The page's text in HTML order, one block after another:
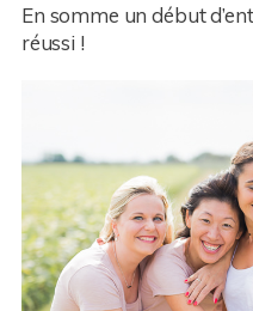
En somme un début
réussi !